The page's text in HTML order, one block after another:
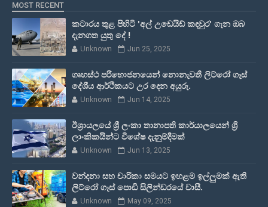
MOST RECENT
කටාරය තුළ පිහිටි 'අල් උඩෙයිඩ් කඳවුර' ගැන ඔබ
දැනගත යුතු දේ !
Unknown Jun 25, 2025
ගෘහස්ථ පරිභොජනයෙන් නොනැවතී ලිට්රෝ ගෑස්
දේශීය ආර්ථිකයට උර දෙන අයුරු.
Unknown Jun 14, 2025
ඊශ්‍රායලයේ ශ්‍රී ලංකා තානාපති කාර්යාලයෙන් ශ්‍රී
ලාංකිකයින්ට විශේෂ දැනුම්දීමක්
Unknown Jun 13, 2025
වන්දනා සහ චාරිකා සමයට ඉහළම ඉල්ලුමක් ඇති
ලිට්රෝ ගෑස් පොඩි සිලින්ඩරයේ වාසී.
Unknown May 09, 2025